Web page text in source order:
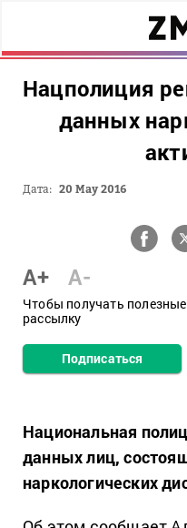
Нацполиция
данных
Дата: 20 May 2016
A+ A-
Чтобы получать
рассылку
Подписаться
Национальная
данных лиц,
наркологических